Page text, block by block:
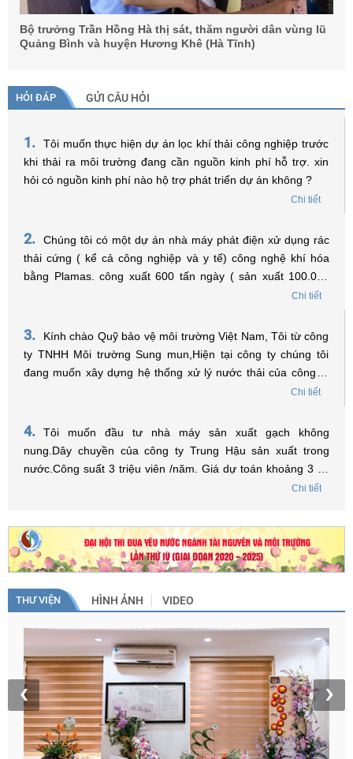
Bộ trưởng Trần Hồng Hà thị sát, thăm người dân vùng lũ
Quảng Bình và huyện Hương Khê (Hà Tĩnh)
HỎI ĐÁP GỬI CÂU HỎI
1.
Tôi muốn thực hiện dự án lọc khí thải công nghiệp trước
khi thải ra môi trường đang cần nguồn kinh phí hỗ trợ. xin
hỏi có nguồn kinh phí nào hộ trợ phát triển dự án không ?
Chi tiết
2.
Chúng tôi có một dự án nhà máy phát điện xử dụng rác
thải cứng ( kể cả công nghiệp và y tế) công nghệ khí hóa
bằng Plamas. công xuất 600 tấn ngày ( sản xuất 100.000
MGW điện năm ) Tồng vốn đầu tư 60 triệu USD. Xin được
!
Chi tiết
3.
Kính chào Quỹ bảo vệ môi trường Việt Nam, Tôi từ công
ty TNHH Môi trường Sung mun,Hiện tại công ty chúng tôi
đang muốn xây dựng hệ thống xử lý nước thải của công ty
hồ sơ, thủ tục gì để có thể vay vốn ạ? Xin chân thành cảm
Chi tiết
4.
Tôi muốn đầu tư nhà máy sản xuất gạch không
nung.Dây chuyền của công ty Trung Hậu sản xuất trong
nước.Công suất 3 triệu viên /năm. Giá dự toán khoảng 3 tỷ.
Tôi ở Sơn La có được vay vốn của quỹ bảo vệ môi trường
trân trọng cảm ơn./.
Chi tiết
THƯ VIỆN HÌNH ẢNH VIDEO
‹ ›